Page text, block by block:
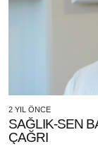
2 YIL ÖNCE
SAĞLIK-SEN
ÇAĞRI